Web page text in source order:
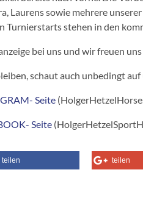
Laurens sowie mehrere
Turnierstarts stehen in den
bei uns und wir freuen
schaut auch unbedingt
Seite
Seite
teilen teilen